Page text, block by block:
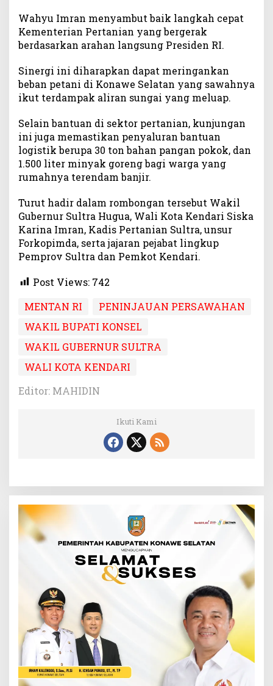
Wahyu Imran menyambut baik langkah cepat
Kementerian Pertanian yang bergerak
berdasarkan arahan langsung Presiden RI.
Sinergi ini diharapkan dapat meringankan
beban petani di Konawe Selatan yang sawahnya
ikut terdampak aliran sungai yang meluap.
Selain bantuan di sektor pertanian, kunjungan
ini juga memastikan penyaluran bantuan
logistik berupa 30 ton bahan pangan pokok, dan
1.500 liter minyak goreng bagi warga yang
rumahnya terendam banjir.
Turut hadir dalam rombongan tersebut Wakil
Gubernur Sultra Hugua, Wali Kota Kendari Siska
Karina Imran, Kadis Pertanian Sultra, unsur
Forkopimda, serta jajaran pejabat lingkup
Pemprov Sultra dan Pemkot Kendari.
Post Views: 742
MENTAN RI
PENINJAUAN PERSAWAHAN
WAKIL BUPATI KONSEL
WAKIL GUBERNUR SULTRA
WALI KOTA KENDARI
Editor: MAHIDIN
Ikuti Kami